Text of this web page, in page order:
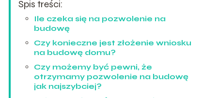
Spis treści:
Ile czeka się na pozwolenie na
budowę
Czy konieczne jest złożenie wniosku
na budowę domu?
Czy możemy być pewni, że
otrzymamy pozwolenie na budowę
jak najszybciej?